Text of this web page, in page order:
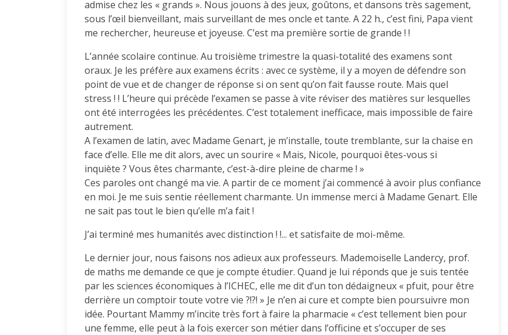
admise chez les « grands ». Nous jouons à des jeux, goûtons, et dansons très sagement,
sous l’œil bienveillant, mais surveillant de mes oncle et tante. A 22 h., c’est fini, Papa vient
me rechercher, heureuse et joyeuse. C’est ma première sortie de grande ! !
L’année scolaire continue. Au troisième trimestre la quasi-totalité des examens sont
oraux. Je les préfère aux examens écrits : avec ce système, il y a moyen de défendre son
point de vue et de changer de réponse si on sent qu’on fait fausse route. Mais quel
stress ! ! L’heure qui précède l’examen se passe à vite réviser des matières sur lesquelles
ont été interrogées les précédentes. C’est totalement inefficace, mais impossible de faire
autrement.
A l’examen de latin, avec Madame Genart, je m’installe, toute tremblante, sur la chaise en
face d’elle. Elle me dit alors, avec un sourire « Mais, Nicole, pourquoi êtes-vous si
inquiète ? Vous êtes charmante, c’est-à-dire pleine de charme ! »
Ces paroles ont changé ma vie. A partir de ce moment j’ai commencé à avoir plus confiance
en moi. Je me suis sentie réellement charmante. Un immense merci à Madame Genart. Elle
ne sait pas tout le bien qu’elle m’a fait !
J’ai terminé mes humanités avec distinction ! !... et satisfaite de moi-même.
Le dernier jour, nous faisons nos adieux aux professeurs. Mademoiselle Landercy, prof.
de maths me demande ce que je compte étudier. Quand je lui réponds que je suis tentée
par les sciences économiques à l’ICHEC, elle me dit d’un ton dédaigneux « pfuit, pour être
derrière un comptoir toute votre vie ?!?! » Je n’en ai cure et compte bien poursuivre mon
idée. Pourtant Mammy m’incite très fort à faire la pharmacie « c’est tellement bien pour
une femme, elle peut à la fois exercer son métier dans l’officine et s’occuper de ses